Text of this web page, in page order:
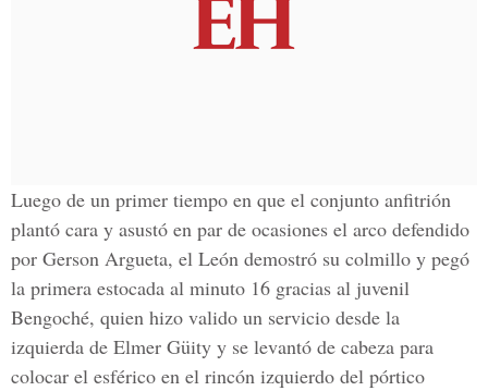
Luego de un primer tiempo en que el conjunto anfitrión
plantó cara y asustó en par de ocasiones el arco defendido
por Gerson Argueta, el León demostró su colmillo y pegó
la primera estocada al minuto 16 gracias al juvenil
Bengoché, quien hizo valido un servicio desde la
izquierda de Elmer Güity y se levantó de cabeza para
colocar el esférico en el rincón izquierdo del pórtico